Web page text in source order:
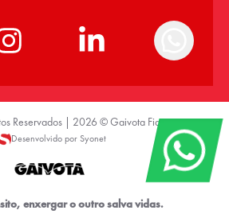
Reservados | 2026 © Gaivota Fiat
Desenvolvido por Syonet
enxergar o outro salva vidas.